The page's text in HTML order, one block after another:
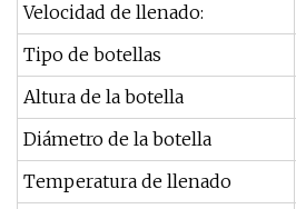
Velocidad de llenado:
Tipo de botellas
Altura de la botella
Diámetro de la botella
Temperatura de llenado